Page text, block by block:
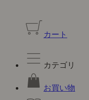
カート
カテゴリ
お買い物